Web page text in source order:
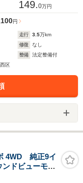
149.0万円
円
走行 3.5万km
修復
なし
整備
法定整備付
区
4WD 純正9イ
ドビューモニ